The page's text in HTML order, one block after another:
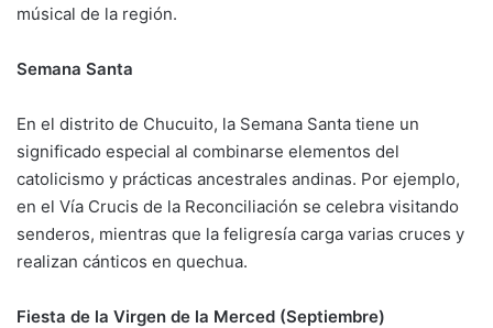
músical de la región.
Semana Santa
En el distrito de Chucuito, la Semana Santa tiene un
significado especial al combinarse elementos del
catolicismo y prácticas ancestrales andinas. Por ejemplo,
en el Vía Crucis de la Reconciliación se celebra visitando
senderos, mientras que la feligresía carga varias cruces y
realizan cánticos en quechua.
Fiesta de la Virgen de la Merced (Septiembre)